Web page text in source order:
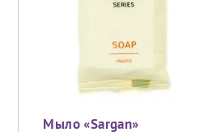
Мыло «Sargan»